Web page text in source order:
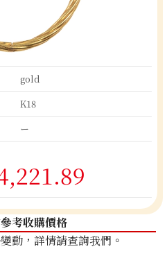
gold
K18
ー
考收購價格
動，詳情請查詢我們。